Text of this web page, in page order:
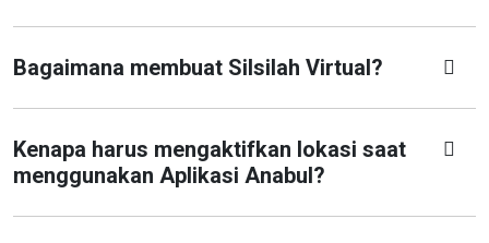
Bagaimana membuat Silsilah Virtual?
Kenapa harus mengaktifkan lokasi saat
menggunakan Aplikasi Anabul?